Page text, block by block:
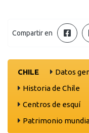
Compartir en
CHILE Datos
Historia de Chile
Centros de esquí
Patrimonio